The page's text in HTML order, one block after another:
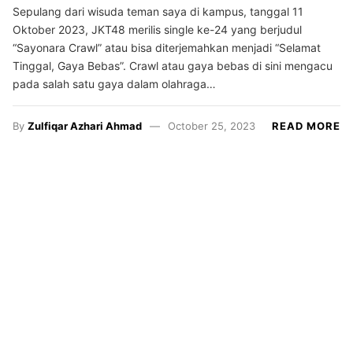
Sepulang dari wisuda teman saya di kampus, tanggal 11
Oktober 2023, JKT48 merilis single ke-24 yang berjudul
“Sayonara Crawl” atau bisa diterjemahkan menjadi “Selamat
Tinggal, Gaya Bebas”. Crawl atau gaya bebas di sini mengacu
pada salah satu gaya dalam olahraga…
By Zulfiqar Azhari Ahmad October 25, 2023 READ MORE